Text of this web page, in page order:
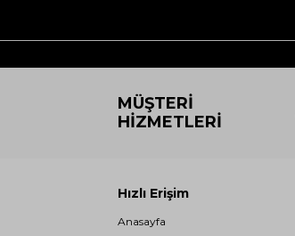
MÜŞTERI
HIZMETLERI
Hızlı Erişim
Anasayfa